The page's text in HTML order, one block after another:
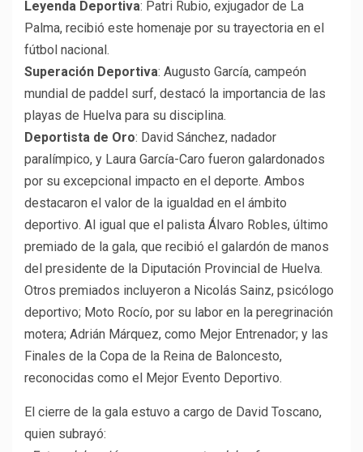
Leyenda Deportiva: Patri Rubio, exjugador de La
Palma, recibió este homenaje por su trayectoria en el
fútbol nacional.
Superación Deportiva: Augusto García, campeón
mundial de paddel surf, destacó la importancia de las
playas de Huelva para su disciplina.
Deportista de Oro: David Sánchez, nadador
paralímpico, y Laura García-Caro fueron galardonados
por su excepcional impacto en el deporte. Ambos
destacaron el valor de la igualdad en el ámbito
deportivo. Al igual que el palista Álvaro Robles, último
premiado de la gala, que recibió el galardón de manos
del presidente de la Diputación Provincial de Huelva.
Otros premiados incluyeron a Nicolás Sainz, psicólogo
deportivo; Moto Rocío, por su labor en la peregrinación
motera; Adrián Márquez, como Mejor Entrenador; y las
Finales de la Copa de la Reina de Baloncesto,
reconocidas como el Mejor Evento Deportivo.
El cierre de la gala estuvo a cargo de David Toscano,
quien subrayó: